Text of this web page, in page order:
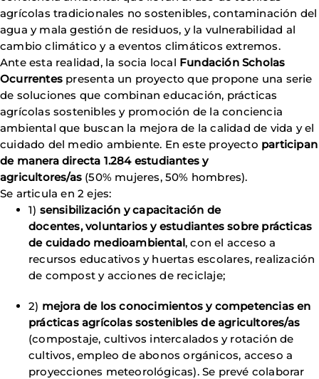
agrícolas tradicionales no sostenibles, contaminación del
agua y mala gestión de residuos, y la vulnerabilidad al
cambio climático y a eventos climáticos extremos.
Ante esta realidad, la socia local Fundación Scholas
Ocurrentes presenta un proyecto que propone una serie
de soluciones que combinan educación, prácticas
agrícolas sostenibles y promoción de la conciencia
ambiental que buscan la mejora de la calidad de vida y el
cuidado del medio ambiente. En este proyecto participan
de manera directa 1.284 estudiantes y
agricultores/as (50% mujeres, 50% hombres).
Se articula en 2 ejes:
1) sensibilización y capacitación de
docentes, voluntarios y estudiantes sobre prácticas
de cuidado medioambiental, con el acceso a
recursos educativos y huertas escolares, realización
de compost y acciones de reciclaje;
2) mejora de los conocimientos y competencias en
prácticas agrícolas sostenibles de agricultores/as
(compostaje, cultivos intercalados y rotación de
cultivos, empleo de abonos orgánicos, acceso a
proyecciones meteorológicas). Se prevé colaborar